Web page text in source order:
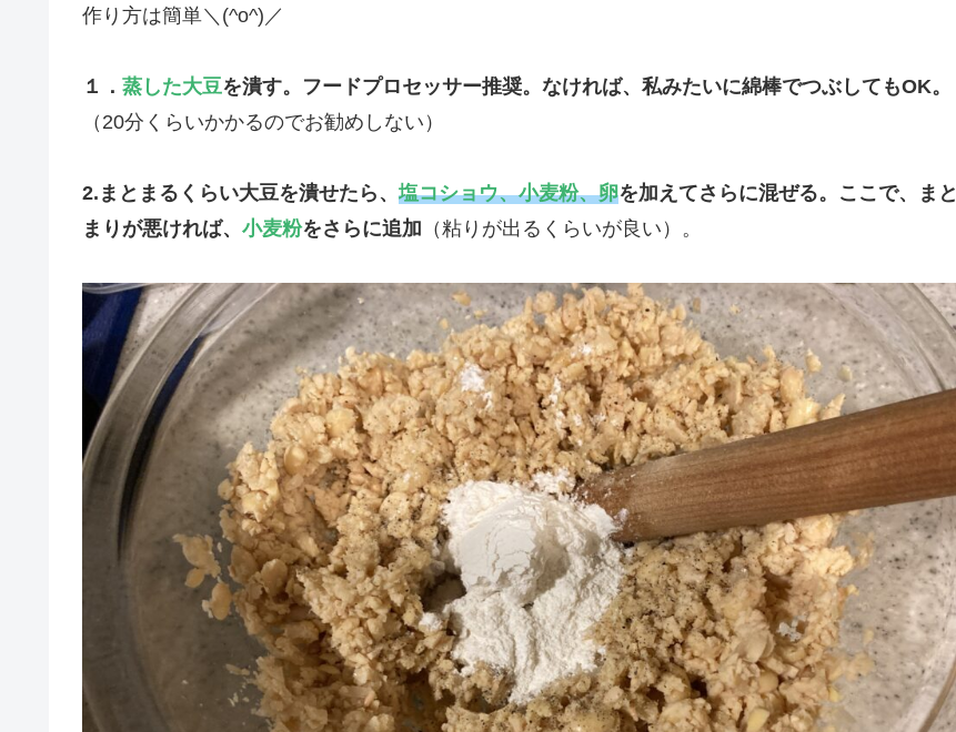
作り方は簡単＼(^o^)／
１． 蒸した大豆を潰す。フードプロセッサー推奨。なければ、私みたいに綿棒でつぶしてもOK。
（20分くらいかかるのでお勧めしない）
2.まとまるくらい大豆を潰せたら、 塩コショウ、小麦粉、卵を加えてさらに混ぜる。ここで、まと
まりが悪ければ、 小麦粉をさらに追加 （粘りが出るくらいが良い）。